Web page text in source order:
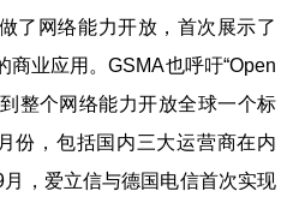
了网络能力开放，首次展示了
业应用。GSMA也呼吁“Open
整个网络能力开放全球一个标
份，包括国内三大运营商在内
，爱立信与德国电信首次实现